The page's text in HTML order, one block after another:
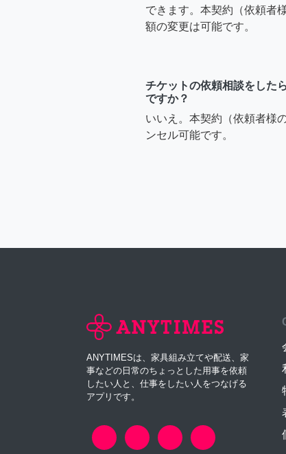
できます。本契約（依頼者
額の変更は可能です。
チケットの依頼相談をした
ですか？
いいえ。本契約（依頼者様
ンセル可能です。
ANYTIMESは、家具組み立てや配送、家
事などの日常のちょっとした用事を依頼
したい人と、仕事をしたい人をつなげる
アプリです。